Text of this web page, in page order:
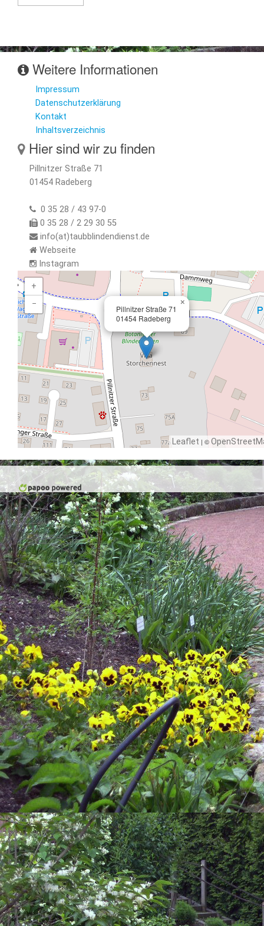
Weitere Informationen
Impressum
Datenschutzerklärung
Kontakt
Inhaltsverzeichnis
Hier sind wir zu finden
Pillnitzer Straße 71
01454 Radeberg
0 35 28 / 43 97-0
0 35 28 / 2 29 30 55
info(at)taubblindendienst.de
Webseite
Instagram
Pillnitzer Straße 71
01454 Radeberg
×
+
−
Leaflet | ©